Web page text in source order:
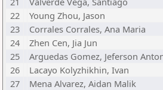
22
Young Zhou, Jason
23
Corrales Corrales, Ana Maria
24
Zhen Cen, Jia Jun
25
Arguedas Gomez, Jeferson
26
Lacayo Kolyzhikhin, Ivan
27
Mena Alvarez, Aidan Malik